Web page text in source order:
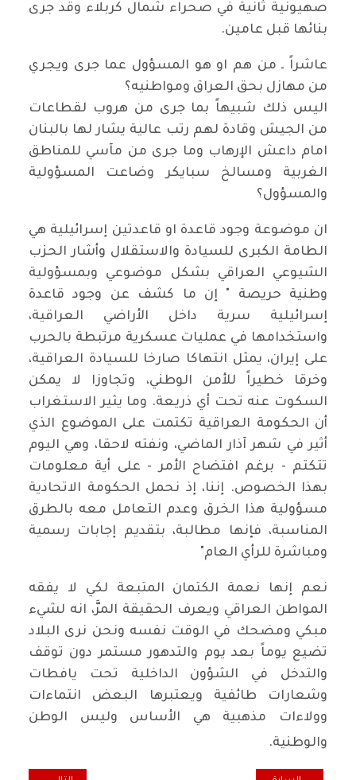
صهيونية ثانية في صحراء شمال كربلاء وقد جرى
بنائها قبل عامين.
عاشراً ـ من هم او هو المسؤول عما جرى ويجري
من مهازل بحق العراق ومواطنيه؟
اليس ذلك شبيهاً بما جرى من هروب لقطاعات
من الجيش وقادة لهم رتب عالية يشار لها بالبنان
امام داعش الإرهاب وما جرى من مآسي للمناطق
الغربية ومسالخ سبايكر وضاعت المسؤولية
والمسؤول؟
ان موضوعة وجود قاعدة او قاعدتين إسرائيلية هي
الطامة الكبرى للسيادة والاستقلال وأشار الحزب
الشيوعي العراقي بشكل موضوعي وبمسؤولية
وطنية حريصة " إن ما كشف عن وجود قاعدة
إسرائيلية سرية داخل الأراضي العراقية،
واستخدامها في عمليات عسكرية مرتبطة بالحرب
على إيران، يمثل انتهاكا صارخا للسيادة العراقية،
وخرقا خطيراً للأمن الوطني، وتجاوزا لا يمكن
السكوت عنه تحت أي ذريعة. وما يثير الاستغراب
أن الحكومة العراقية تكتمت على الموضوع الذي
أثير في شهر آذار الماضي، ونفته لاحقا، وهي اليوم
تتكتم - برغم افتضاح الأمر - على أية معلومات
بهذا الخصوص. إننا، إذ نحمل الحكومة الاتحادية
مسؤولية هذا الخرق وعدم التعامل معه بالطرق
المناسبة، فإنها مطالبة، بتقديم إجابات رسمية
ومباشرة للرأي العام"
نعم إنها نعمة الكتمان المتبعة لكي لا يفقه
المواطن العراقي ويعرف الحقيقة المرَّ، انه لشيء
مبكي ومضحك في الوقت نفسه ونحن نرى البلاد
تضيع يوماً بعد يوم والتدهور مستمر دون توقف
والتدخل في الشؤون الداخلية تحت يافطات
وشعارات طائفية ويعتبرها البعض انتماءات
وولاءات مذهبية هي الأساس وليس الوطن
والوطنية.